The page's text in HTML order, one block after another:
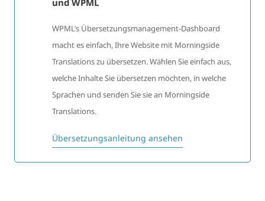
WPML’s Übersetzungsmanagement-Dashboard
macht es einfach, Ihre Website mit Morningside
Translations zu übersetzen. Wählen Sie einfach aus,
welche Inhalte Sie übersetzen möchten, in welche
Sprachen und senden Sie sie an Morningside
Translations.
Übersetzungsanleitung ansehen